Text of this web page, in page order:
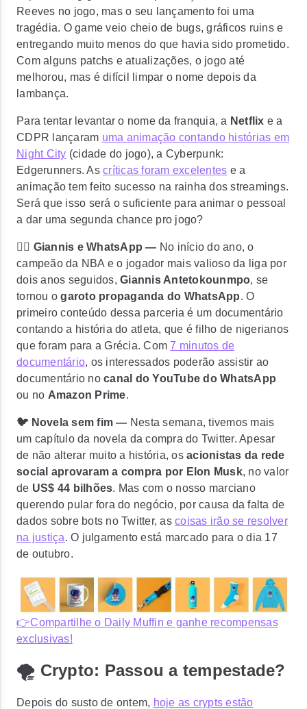
Reeves no jogo, mas o seu lançamento foi uma
tragédia. O game veio cheio de bugs, gráficos ruins e
entregando muito menos do que havia sido prometido.
Com alguns patchs e atualizações, o jogo até
melhorou, mas é difícil limpar o nome depois da
lambança.
Para tentar levantar o nome da franquia, a Netflix e a
CDPR lançaram uma animação contando histórias em
Night City (cidade do jogo), a Cyberpunk:
Edgerunners. As críticas foram excelentes e a
animação tem feito sucesso na rainha dos streamings.
Será que isso será o suficiente para animar o pessoal
a dar uma segunda chance pro jogo?
⛹🏾 Giannis e WhatsApp — No início do ano, o
campeão da NBA e o jogador mais valioso da liga por
dois anos seguidos, Giannis Antetokounmpo, se
tornou o garoto propaganda do WhatsApp. O
primeiro conteúdo dessa parceria é um documentário
contando a história do atleta, que é filho de nigerianos
que foram para a Grécia. Com7 minutos de
documentário, os interessados poderão assistir ao
documentário nocanal do YouTube do WhatsApp
ou no Amazon Prime.
🐦 Novela sem fim — Nesta semana, tivemos mais
um capítulo da novela da compra do Twitter. Apesar
de não alterar muito a história, os acionistas da rede
social aprovaram a compra por Elon Musk, no valor
de US$ 44 bilhões. Mas com o nosso marciano
querendo pular fora do negócio, por causa da falta de
dados sobre bots no Twitter, as coisas irão se resolver
na justiça. O julgamento está marcado para o dia 17
de outubro.
👉Compartilhe o Daily Muffin e ganhe recompensas
exclusivas!
🌪️ Crypto: Passou a tempestade?
Depois do susto de ontem, hoje as crypts estão